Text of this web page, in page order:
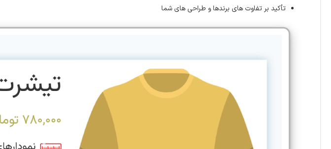
تأکید بر تفاوت های برندها و طراحی های شما